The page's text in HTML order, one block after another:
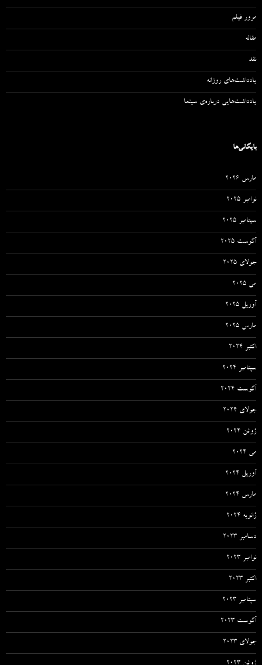
مرور فیلم
مقاله‌
نقد
یادداشت‌های روزانه
یادداشت‌هایی درباره‌ی سینما
بایگانی‌ها
مارس 2026
نوامبر 2025
سپتامبر 2025
آگوست 2025
جولای 2025
می 2025
آوریل 2025
مارس 2025
اکتبر 2024
سپتامبر 2024
آگوست 2024
جولای 2024
ژوئن 2024
می 2024
آوریل 2024
مارس 2024
ژانویه 2024
دسامبر 2023
نوامبر 2023
اکتبر 2023
سپتامبر 2023
آگوست 2023
جولای 2023